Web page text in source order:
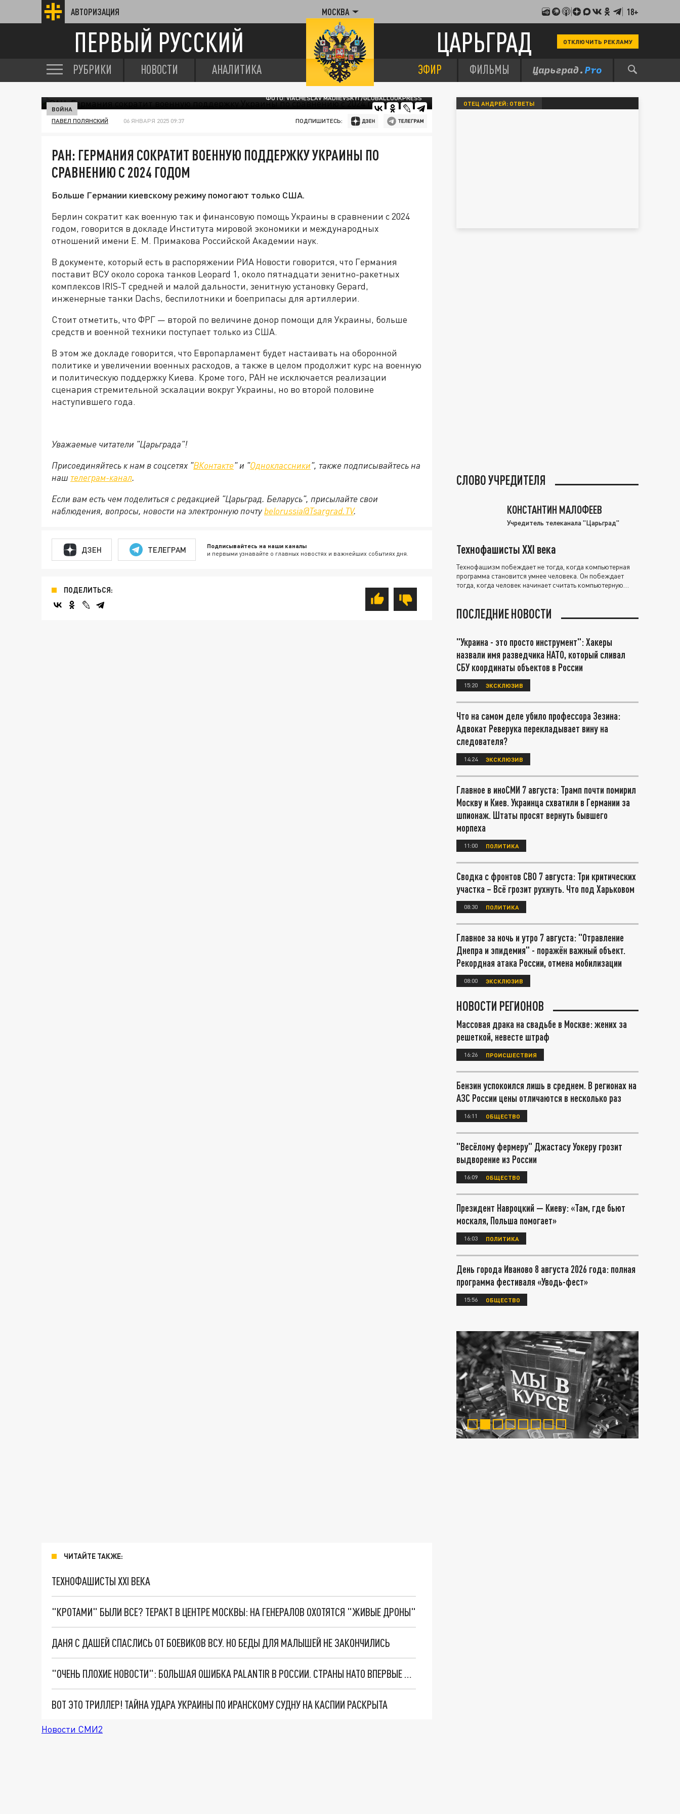
АВТОРИЗАЦИЯ МОСКВА 18+
ПЕРВЫЙ РУССКИЙ ЦАРЬГРАД ОТКЛЮЧИТЬ РЕКЛАМУ
РУБРИКИ НОВОСТИ АНАЛИТИКА ЭФИР ФИЛЬМЫ
ФОТО: VIACHESLAV MADIIEVSKYI /GLOBALLOOKPRESS
ВОЙНА
ПАВЕЛ ПОЛЯНСКИЙ 06 ЯНВАРЯ 2025 09:37 ПОДПИШИТЕСЬ:
РАН: ГЕРМАНИЯ СОКРАТИТ ВОЕННУЮ ПОДДЕРЖКУ УКРАИНЫ ПО
СРАВНЕНИЮ С 2024 ГОДОМ
Больше Германии киевскому режиму помогают только США.
Берлин сократит как военную так и финансовую помощь Украины в сравнении с 2024
годом, говорится в докладе Института мировой экономики и международных
отношений имени Е. М. Примакова Российской Академии наук.
В документе, который есть в распоряжении РИА Новости говорится, что Германия
поставит ВСУ около сорока танков Leopard 1, около пятнадцати зенитно-ракетных
комплексов IRIS-T средней и малой дальности, зенитную установку Gepard,
инженерные танки Dachs, беспилотники и боеприпасы для артиллерии.
Стоит отметить, что ФРГ — второй по величине донор помощи для Украины, больше
средств и военной техники поступает только из США.
В этом же докладе говорится, что Европарламент будет настаивать на оборонной
политике и увеличении военных расходов, а также в целом продолжит курс на военную
и политическую поддержку Киева. Кроме того, РАН не исключается реализации
сценария стремительной эскалации вокруг Украины, но во второй половине
наступившего года.
Уважаемые читатели "Царьграда"!
Присоединяйтесь к нам в соцсетях "ВКонтакте" и "Одноклассники", также подписывайтесь на
наш телеграм-канал.
Если вам есть чем поделиться с редакцией "Царьград. Беларусь", присылайте свои
наблюдения, вопросы, новости на электронную почту belorussia@Tsargrad.TV.
ДЗЕН ТЕЛЕГРАМ Подписывайтесь на наши каналы
и первыми узнавайте о главных новостях и важнейших событиях дня.
ПОДЕЛИТЬСЯ:
ЧИТАЙТЕ ТАКЖЕ:
ТЕХНОФАШИСТЫ XXI ВЕКА
"КРОТАМИ" БЫЛИ ВСЕ? ТЕРАКТ В ЦЕНТРЕ МОСКВЫ: НА ГЕНЕРАЛОВ ОХОТЯТСЯ "ЖИВЫЕ ДРОНЫ"
ДАНЯ С ДАШЕЙ СПАСЛИСЬ ОТ БОЕВИКОВ ВСУ. НО БЕДЫ ДЛЯ МАЛЫШЕЙ НЕ ЗАКОНЧИЛИСЬ
"ОЧЕНЬ ПЛОХИЕ НОВОСТИ": БОЛЬШАЯ ОШИБКА PALANTIR В РОССИИ. СТРАНЫ НАТО ВПЕРВЫЕ ЗА СВО ОСТАНОВИЛИ ПОСТАВКИ ОРУЖИЯ. ВСУ ТЕРЯЮТ ПРИГРАНИЧЬЕ?
ВОТ ЭТО ТРИЛЛЕР! ТАЙНА УДАРА УКРАИНЫ ПО ИРАНСКОМУ СУДНУ НА КАСПИИ РАСКРЫТА
Новости СМИ2
ОТЕЦ АНДРЕЙ: ОТВЕТЫ
СЛОВО УЧРЕДИТЕЛЯ
КОНСТАНТИН МАЛОФЕЕВ
Учредитель телеканала "Царьград"
Технофашисты XXI века
Технофашизм побеждает не тогда, когда компьютерная
программа становится умнее человека. Он побеждает
тогда, когда человек начинает считать компьютерную
ПОСЛЕДНИЕ НОВОСТИ
"Украина - это просто инструмент": Хакеры
назвали имя разведчика НАТО, который сливал
СБУ координаты объектов в России
15:20 ЭКСКЛЮЗИВ
Что на самом деле убило профессора Зезина:
Адвокат Реверука перекладывает вину на
следователя?
14:24 ЭКСКЛЮЗИВ
Главное в иноСМИ 7 августа: Трамп почти помирил
Москву и Киев. Украинца схватили в Германии за
шпионаж. Штаты просят вернуть бывшего
морпеха
11:00 ПОЛИТИКА
Сводка с фронтов СВО 7 августа: Три критических
участка – Всё грозит рухнуть. Что под Харьковом
08:30 ПОЛИТИКА
Главное за ночь и утро 7 августа: "Отравление
Днепра и эпидемия" - поражён важный объект.
Рекордная атака России, отмена мобилизации
08:00 ЭКСКЛЮЗИВ
НОВОСТИ РЕГИОНОВ
Массовая драка на свадьбе в Москве: жених за
решеткой, невесте штраф
16:26 ПРОИСШЕСТВИЯ
Бензин успокоился лишь в среднем. В регионах на
АЗС России цены отличаются в несколько раз
16:11 ОБЩЕСТВО
"Весёлому фермеру" Джастасу Уокеру грозит
выдворение из России
16:09 ОБЩЕСТВО
Президент Навроцкий — Киеву: «Там, где бьют
москаля, Польша помогает»
16:03 ПОЛИТИКА
День города Иваново 8 августа 2026 года: полная
программа фестиваля «Уводь-фест»
15:56 ОБЩЕСТВО